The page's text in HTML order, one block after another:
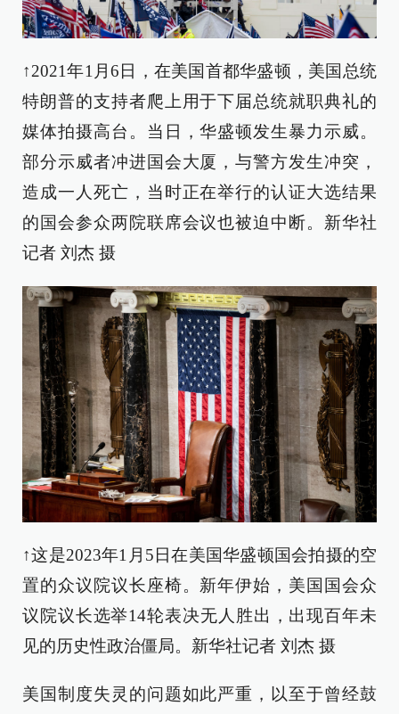
↑2021年1月6日，在美国首都华盛顿，美国总统
特朗普的支持者爬上用于下届总统就职典礼的
媒体拍摄高台。当日，华盛顿发生暴力示威。
部分示威者冲进国会大厦，与警方发生冲突，
造成一人死亡，当时正在举行的认证大选结果
的国会参众两院联席会议也被迫中断。新华社
记者 刘杰 摄
↑这是2023年1月5日在美国华盛顿国会拍摄的空
置的众议院议长座椅。新年伊始，美国国会众
议院议长选举14轮表决无人胜出，出现百年未
见的历史性政治僵局。新华社记者 刘杰 摄
美国制度失灵的问题如此严重，以至于曾经鼓